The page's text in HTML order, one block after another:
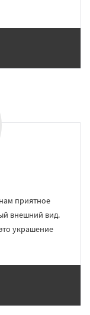
×
приятное
внешний вид.
украшение
×